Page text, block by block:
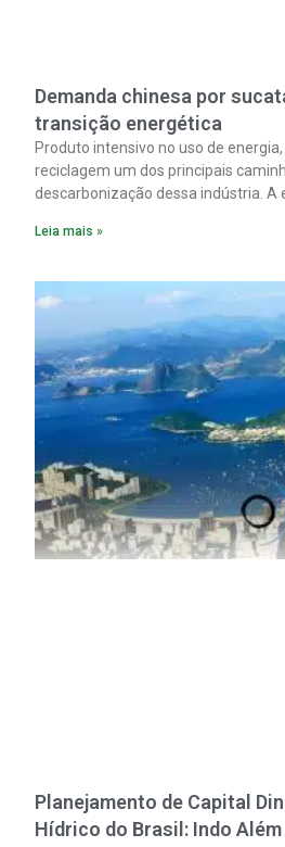
Demanda chinesa por
transição energética
Produto intensivo no uso de
reciclagem um dos principais
descarbonização dessa indústria. A
material. A produção de um
insumo, a sucata, devido,
pela matéria-prima.
Leia mais »
Planejamento de Capital
Hídrico do Brasil: Indo